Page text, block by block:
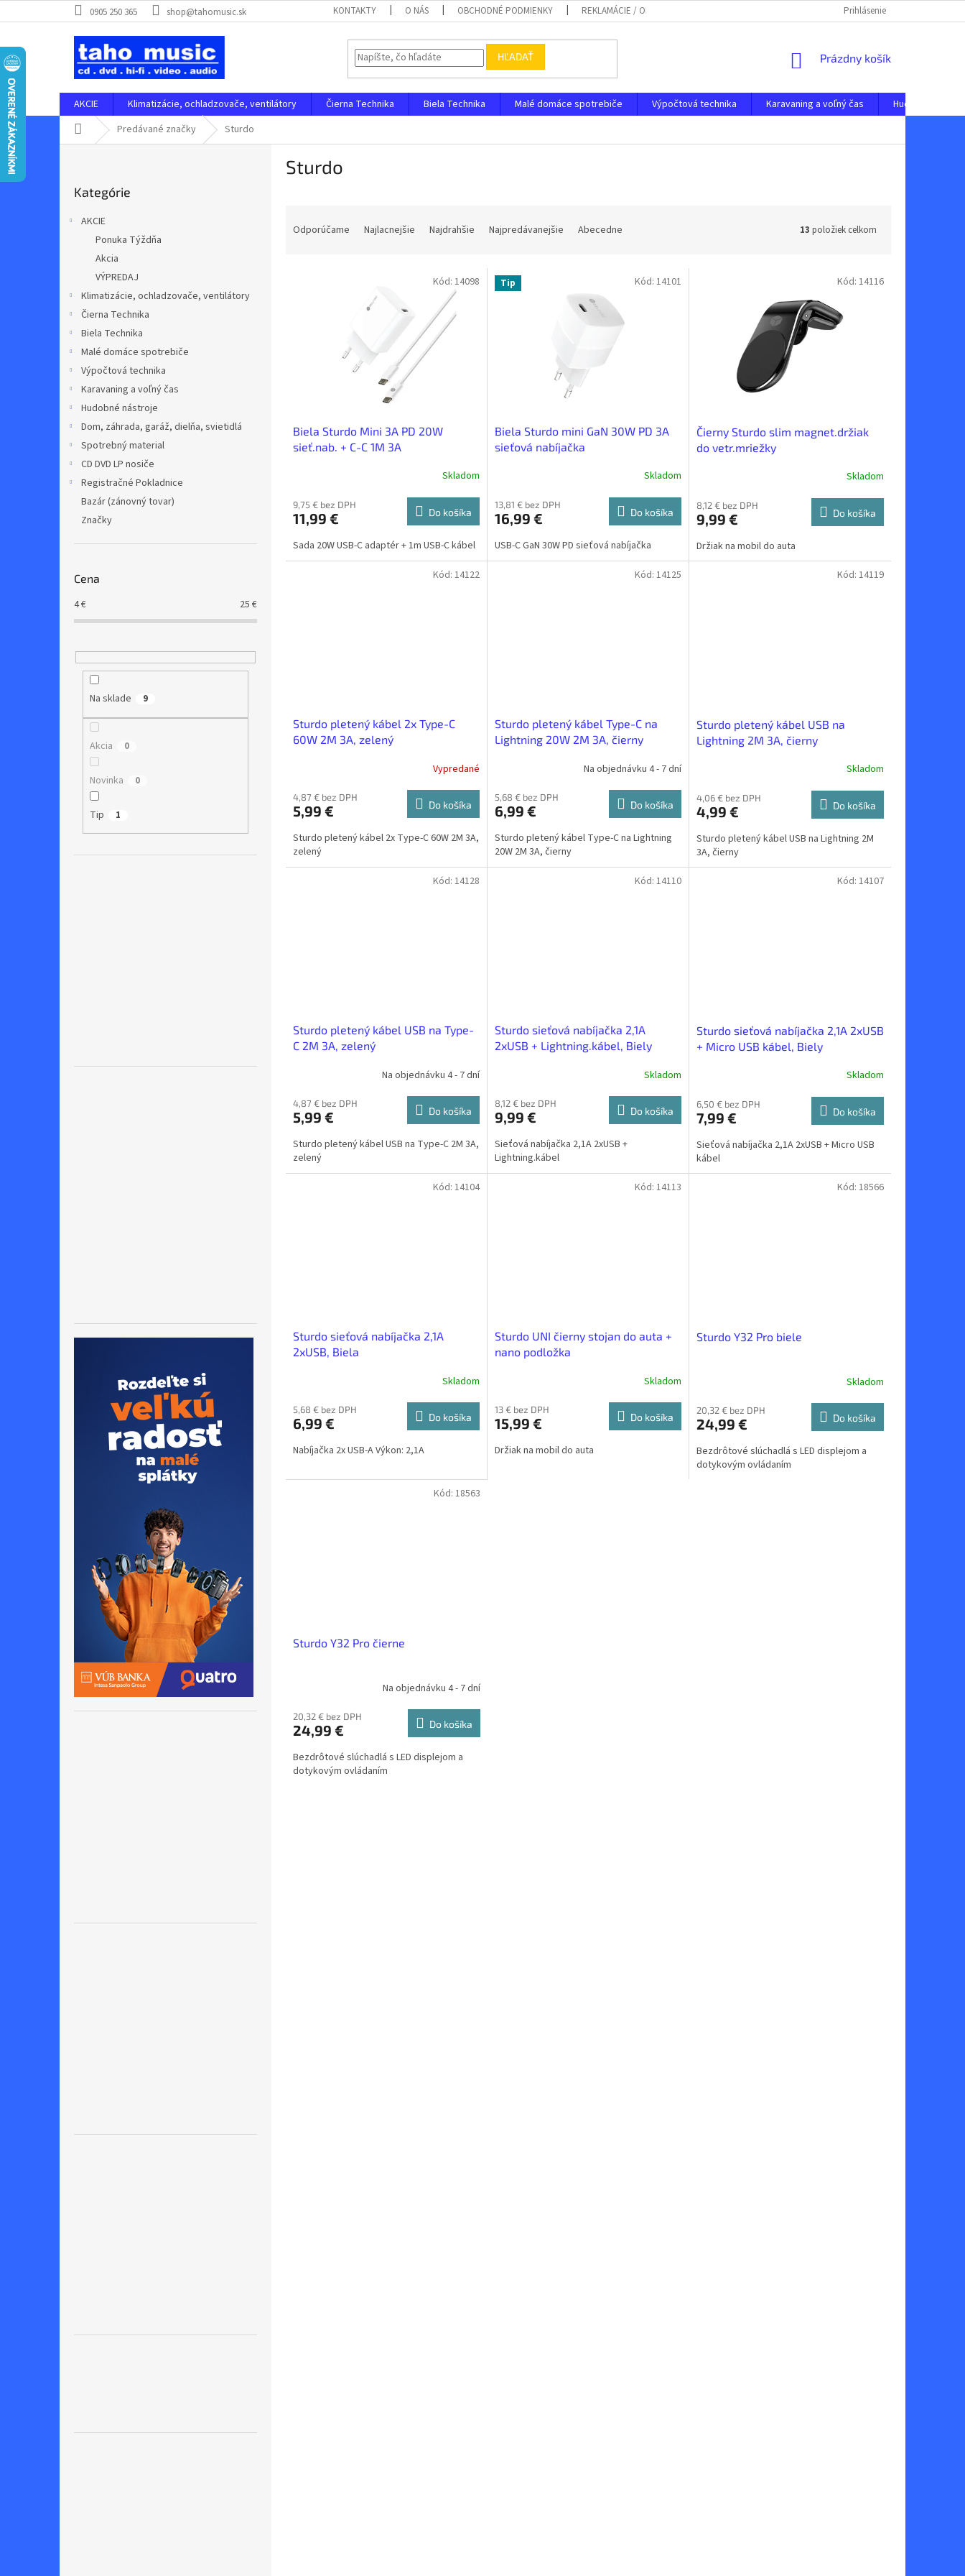
na
0905 250 365 shop@tahomusic.sk KONTAKTY O NÁS OBCHODNÉ PODMIENKY REKLAMÁCIE / ODSTÚPENIE OD ZMLUVY OCHRANA OSOBNÝCH ÚDAJOV
Prihlásenie
HĽADAŤ
NÁKUPNÝ
Prázdny košík
AKCIE Klimatizácie, ochladzovače, ventilátory Čierna Technika Biela Technika Malé domáce spotrebiče Výpočtová technika Karavaning a voľný čas
Hudobné
DomovPredávané značky Sturdo
kategórie
Kategórie
AKCIE
Ponuka Týždňa
Akcia
VÝPREDAJ
Klimatizácie, ochladzovače, ventilátory
Čierna Technika
Biela Technika
Malé domáce spotrebiče
Výpočtová technika
Karavaning a voľný čas
Hudobné nástroje
Dom, záhrada, garáž, dielňa, svietidlá
Spotrebný material
CD DVD LP nosiče
Registračné Pokladnice
Bazár (zánovný tovar)
Značky
Cena
4€ 25 €
Na sklade 9
Akcia 0
Novinka 0
Tip 1
Sturdo
Odporúčame Najlacnejšie Najdrahšie Najpredávanejšie Abecedne 13 položiek celkom
Biela Sturdo Mini 3A PD 20W
sieť.nab. + C-C 1M 3A
Skladom
9,75 € bez DPH
11,99 € Do košíka
Sada 20W USB-C adaptér + 1m USB-C kábel
Kód: 14098 Tip
Biela Sturdo mini GaN 30W PD 3A
sieťová nabíjačka
Skladom
13,81 € bez DPH
16,99 € Do košíka
USB-C GaN 30W PD sieťová nabíjačka
Kód: 14101
Čierny Sturdo slim magnet.držiak
do vetr.mriežky
Skladom
8,12 € bez DPH
9,99 € Do košíka
Držiak na mobil do auta
Kód: 14116
Sturdo pletený kábel 2x Type-C
60W 2M 3A, zelený
Vypredané
4,87 € bez DPH
5,99 € Do košíka
Sturdo pletený kábel 2x Type-C 60W 2M 3A,
zelený
Kód: 14122
Sturdo pletený kábel Type-C na
Lightning 20W 2M 3A, čierny
Na objednávku 4 - 7 dní
5,68 € bez DPH
6,99 € Do košíka
Sturdo pletený kábel Type-C na Lightning
20W 2M 3A, čierny
Kód: 14125
Sturdo pletený kábel USB na
Lightning 2M 3A, čierny
Skladom
4,06 € bez DPH
4,99 € Do košíka
Sturdo pletený kábel USB na Lightning 2M
3A, čierny
Kód: 14119
Sturdo pletený kábel USB na Type-
C 2M 3A, zelený
Na objednávku 4 - 7 dní
4,87 € bez DPH
5,99 € Do košíka
Sturdo pletený kábel USB na Type-C 2M 3A,
zelený
Kód: 14128
Sturdo sieťová nabíjačka 2,1A
2xUSB + Lightning.kábel, Biely
Skladom
8,12 € bez DPH
9,99 € Do košíka
Sieťová nabíjačka 2,1A 2xUSB +
Lightning.kábel
Kód: 14110
Sturdo sieťová nabíjačka 2,1A 2xUSB
+ Micro USB kábel, Biely
Skladom
6,50 € bez DPH
7,99 € Do košíka
Sieťová nabíjačka 2,1A 2xUSB + Micro USB
kábel
Kód: 14107
Sturdo sieťová nabíjačka 2,1A
2xUSB, Biela
Skladom
5,68 € bez DPH
6,99 € Do košíka
Nabíjačka 2x USB-A Výkon: 2,1A
Kód: 14104
Sturdo UNI čierny stojan do auta +
nano podložka
Skladom
13 € bez DPH
15,99 € Do košíka
Držiak na mobil do auta
Kód: 14113
Sturdo Y32 Pro biele
Skladom
20,32 € bez DPH
24,99 € Do košíka
Bezdrôtové slúchadlá s LED displejom a
dotykovým ovládaním
Kód: 18566
Sturdo Y32 Pro čierne
Na objednávku 4 - 7 dní
20,32 € bez DPH
24,99 € Do košíka
Bezdrôtové slúchadlá s LED displejom a
dotykovým ovládaním
Kód: 18563